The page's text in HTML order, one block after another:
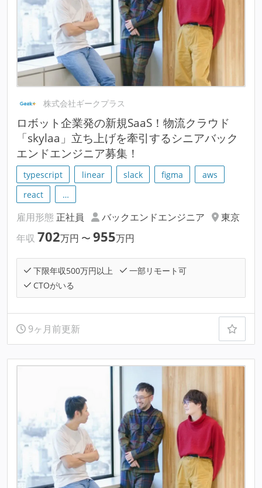
株式会社ギークプラス
ロボット企業発の新規SaaS！物流クラウド
「skylaa」立ち上げを牽引するシニアバック
エンドエンジニア募集！
typescript linear slack figma
aws
react
…
雇用形態 正社員 バックエンドエンジニア
東京
年収 702万円 〜 955万円
下限年収500万円以上
一部リモート可
CTOがいる
9ヶ月前更新